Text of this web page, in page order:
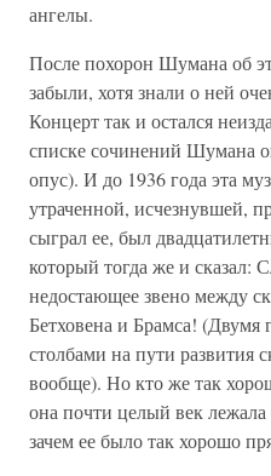
ангелы.
После похорон Шумана об
забыли, хотя знали о ней
Концерт так и остался
списке сочинений Шумана
опус). И до 1936 года эта
утраченной, исчезнувшей,
сыграл ее, был
который тогда же и сказал:
недостающее звено между
Бетховена и Брамса! (Двумя
столбами на пути развития
вообще). Но кто же так
она почти целый век
зачем ее было так хорошо